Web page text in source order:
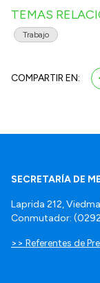
TEMAS
Trabajo
COMPARTIR EN:
SECRETARÍA DE
Laprida 212,
Conmutador:
>> Referentes de